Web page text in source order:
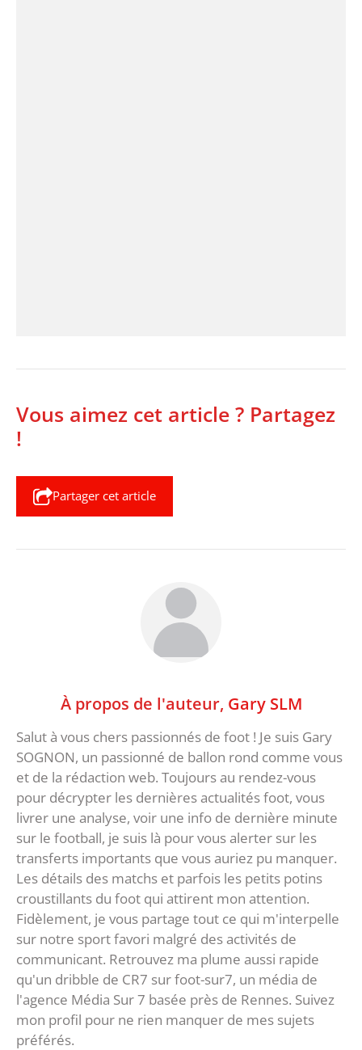
Vous aimez cet article ? Partagez
!
Partager cet article
À propos de l'auteur, Gary SLM
Salut à vous chers passionnés de foot ! Je suis Gary
SOGNON, un passionné de ballon rond comme vous
et de la rédaction web. Toujours au rendez-vous
pour décrypter les dernières actualités foot, vous
livrer une analyse, voir une info de dernière minute
sur le football, je suis là pour vous alerter sur les
transferts importants que vous auriez pu manquer.
Les détails des matchs et parfois les petits potins
croustillants du foot qui attirent mon attention.
Fidèlement, je vous partage tout ce qui m'interpelle
sur notre sport favori malgré des activités de
communicant. Retrouvez ma plume aussi rapide
qu'un dribble de CR7 sur foot-sur7, un média de
l'agence Média Sur 7 basée près de Rennes. Suivez
mon profil pour ne rien manquer de mes sujets
préférés.